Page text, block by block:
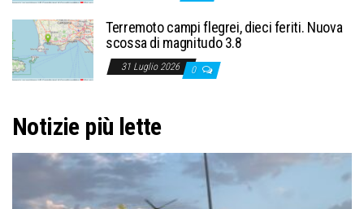
Terremoto campi flegrei, dieci feriti. Nuova
scossa di magnitudo 3.8
31 Luglio 2026 0
Notizie più lette